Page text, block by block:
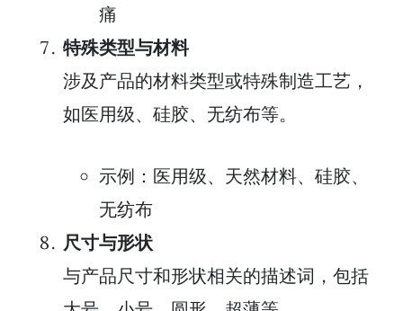
痛
特殊类型与材料
涉及产品的材料类型或特殊制造工艺，
如医用级、硅胶、无纺布等。
示例：医用级、天然材料、硅胶、
无纺布
尺寸与形状
与产品尺寸和形状相关的描述词，包括